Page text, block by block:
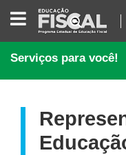
GRUPO
DE
EDUCAÇÃO
FISCAL
PARANÁ
Serviços para você!